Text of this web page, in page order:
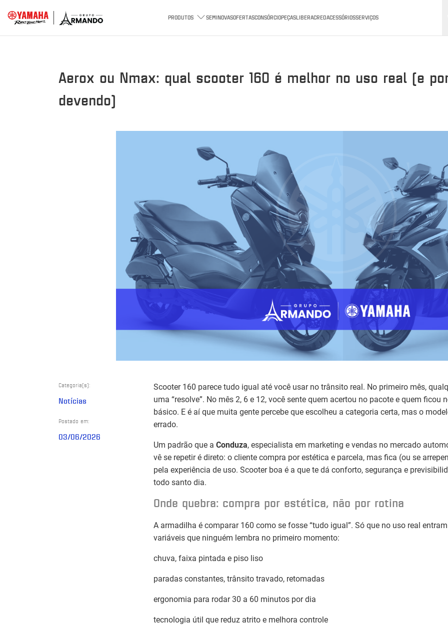
PRODUTOS SEMINOVASOFERTASCONSÓRCIOPEÇASLIBERACREDACESSÓRIOSSERVIÇOS
Aerox ou Nmax: qual scooter 160 é melhor no uso real (e
devendo)
Categoria(s):
Notícias
Postado em:
03/06/2026
Scooter 160 parece tudo igual até você usar no trânsito real. No primeiro mês,
uma “resolve”. No mês 2, 6 e 12, você sente quem acertou no pacote e quem ficou
básico. E é aí que muita gente percebe que escolheu a categoria certa, mas o
errado.
Um padrão que a Conduza, especialista em marketing e vendas no mercado
vê se repetir é direto: o cliente compra por estética e parcela, mas fica (ou se
pela experiência de uso. Scooter boa é a que te dá conforto, segurança e
todo santo dia.
Onde quebra: compra por estética, não por rotina
A armadilha é comparar 160 como se fosse “tudo igual”. Só que no uso real entram
variáveis que ninguém lembra no primeiro momento:
chuva, faixa pintada e piso liso
paradas constantes, trânsito travado, retomadas
ergonomia para rodar 30 a 60 minutos por dia
tecnologia útil que reduz atrito e melhora controle